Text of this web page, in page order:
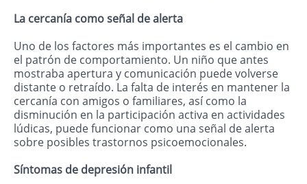
La cercanía como señal de alerta
Uno de los factores más importantes es el cambio en
el patrón de comportamiento. Un niño que antes
mostraba apertura y comunicación puede volverse
distante o retraído. La falta de interés en mantener la
cercanía con amigos o familiares, así como la
disminución en la participación activa en actividades
lúdicas, puede funcionar como una señal de alerta
sobre posibles trastornos psicoemocionales.
Síntomas de depresión infantil